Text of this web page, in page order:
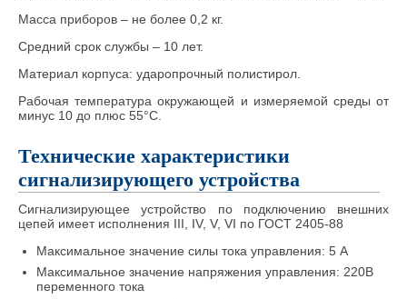
Масса приборов – не более 0,2 кг.
Средний срок службы – 10 лет.
Материал корпуса: ударопрочный полистирол.
Рабочая температура окружающей и измеряемой среды от
минус 10 до плюс 55°С.
Технические характеристики
сигнализирующего устройства
Сигнализирующее устройство по подключению внешних
цепей имеет исполнения III, IV, V, VI по ГОСТ 2405-88
Максимальное значение силы тока управления: 5 А
Максимальное значение напряжения управления: 220В
переменного тока